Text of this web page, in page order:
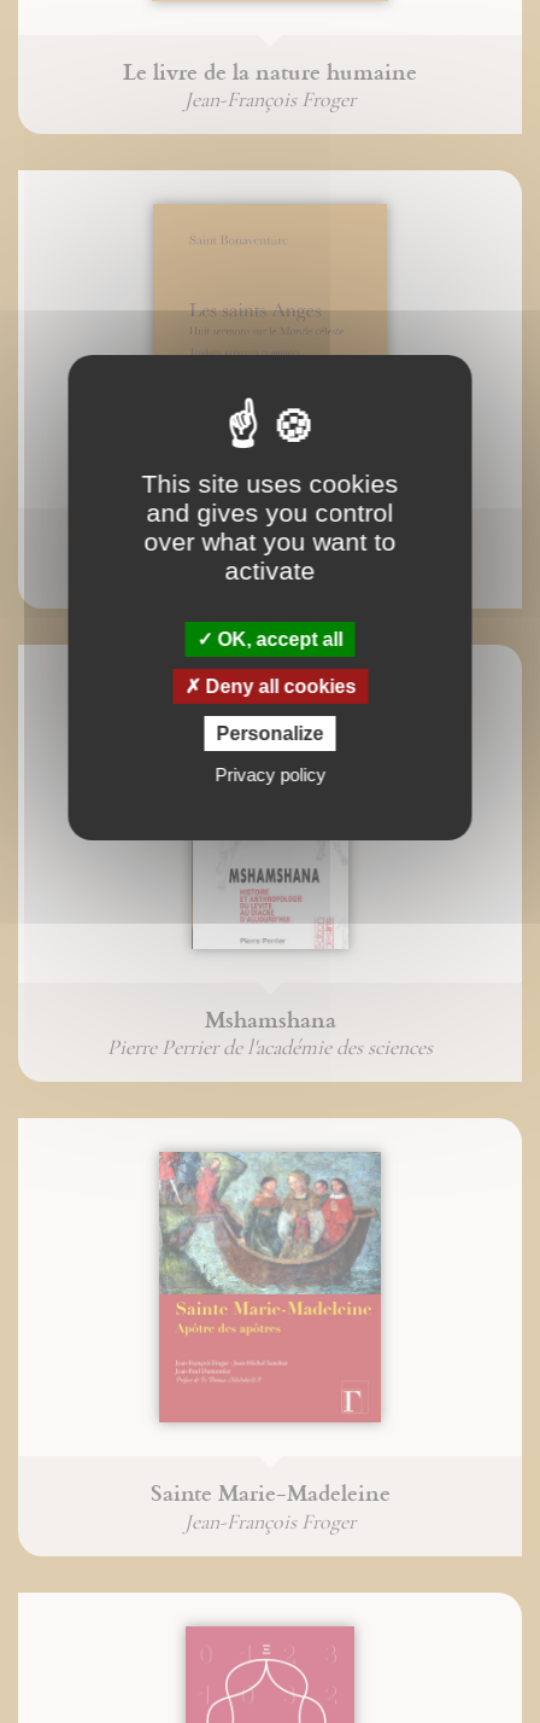
Le livre de la nature humaine
Jean-François Froger
Les saints Anges
Mshamshana
Pierre Perrier de l'académie des sciences
Sainte Marie-Madeleine
Jean-François Froger
This site uses cookies
and gives you control
over what you want to
activate
OK, accept all
Deny all cookies
Personalize
Privacy policy